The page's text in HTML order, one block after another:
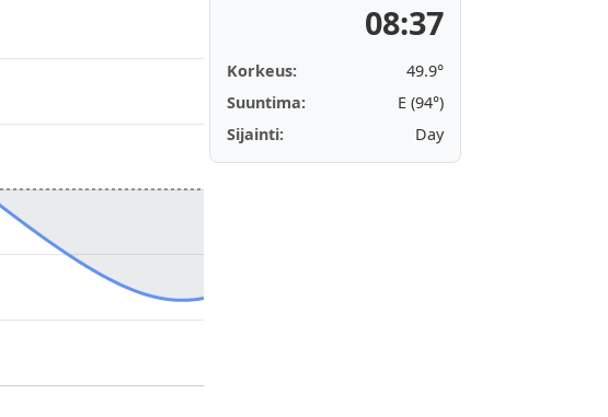
08:37
Korkeus:
50.0°
Suuntima:
E (94°)
Sijainti:
Day